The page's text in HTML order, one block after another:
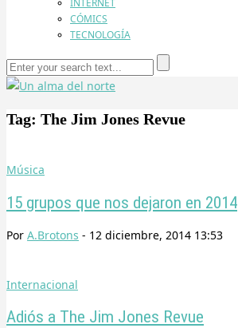
INTERNET
CÓMICS
TECNOLOGÍA
Tag: The Jim Jones Revue
Música
15 grupos que nos dejaron en 2014
Por A.Brotons - 12 diciembre, 2014 13:53
Internacional
Adiós a The Jim Jones Revue